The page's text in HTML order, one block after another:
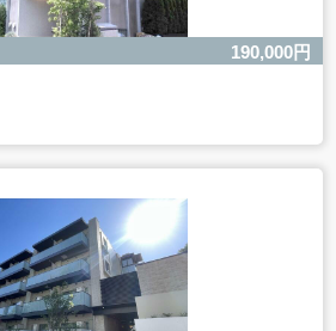
レス privacy@balleggs.co.jp
30～17：00 ※弊社公休日を除く
をいただけない場合、適切な対応がで
。
190,000円